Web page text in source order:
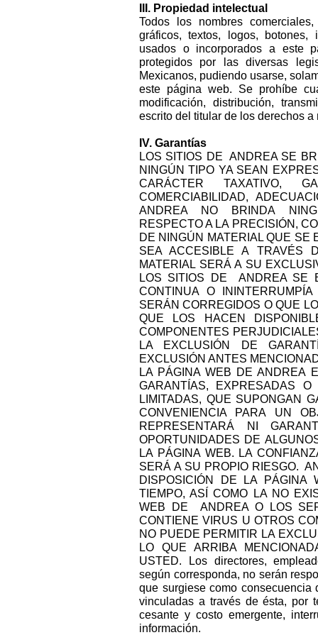
III. Propiedad intelectual
Todos los nombres
gráficos, textos, logos,
usados o incorporados a este
protegidos por las diversas
Mexicanos, pudiendo usarse,
este página web. Se prohíbe
modificación, distribución,
escrito del titular de los derechos
IV. Garantías
LOS SITIOS DE ANDREA SE
NINGÚN TIPO YA SEAN
CARÁCTER TAXATIVO,
COMERCIABILIDAD,
ANDREA NO BRINDA
RESPECTO A LA PRECISIÓN,
DE NINGÚN MATERIAL QUE
SEA ACCESIBLE A TRAVÉS
MATERIAL SERÁ A SU
LOS SITIOS DE ANDREA SE
CONTINUA O
SERÁN CORREGIDOS O QUE
QUE LOS HACEN
COMPONENTES
LA EXCLUSIÓN DE
EXCLUSIÓN ANTES
LA PÁGINA WEB DE ANDREA
GARANTÍAS, EXPRESADAS
LIMITADAS, QUE SUPONGAN
CONVENIENCIA PARA UN
REPRESENTARÁ NI
OPORTUNIDADES DE
LA PÁGINA WEB. LA
SERÁ A SU PROPIO RIESGO.
DISPOSICIÓN DE LA PÁGINA
TIEMPO, ASÍ COMO LA NO
WEB DE ANDREA O LOS
CONTIENE VIRUS U OTROS
NO PUEDE PERMITIR LA
LO QUE ARRIBA
USTED. Los directores,
según corresponda, no serán
que surgiese como
vinculadas a través de ésta, por
cesante y costo emergente,
información.